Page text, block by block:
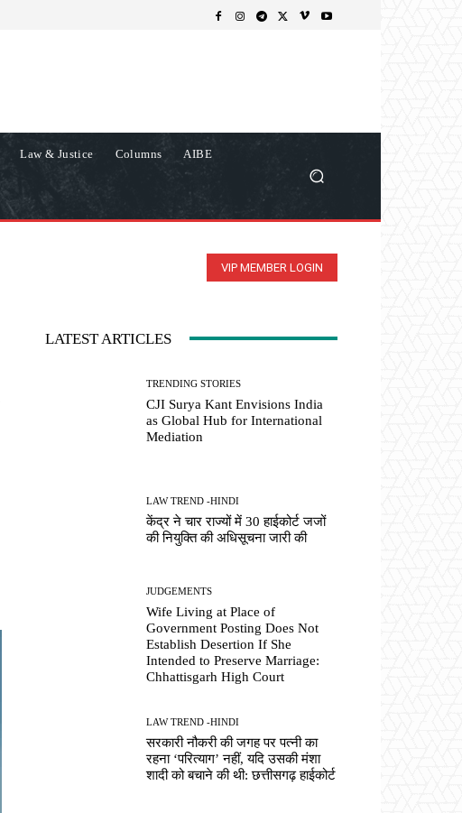
Law & Justice Columns AIBE
VIP MEMBER LOGIN
LATEST ARTICLES
TRENDING STORIES
CJI Surya Kant Envisions India
as Global Hub for International
Mediation
LAW TREND -HINDI
केंद्र ने चार राज्यों में 30 हाईकोर्ट जजों
की नियुक्ति की अधिसूचना जारी की
JUDGEMENTS
Wife Living at Place of
Government Posting Does Not
Establish Desertion If She
Intended to Preserve Marriage:
Chhattisgarh High Court
LAW TREND -HINDI
सरकारी नौकरी की जगह पर पत्नी का
रहना ‘परित्याग’ नहीं, यदि उसकी मंशा
शादी को बचाने की थी: छत्तीसगढ़ हाईकोर्ट